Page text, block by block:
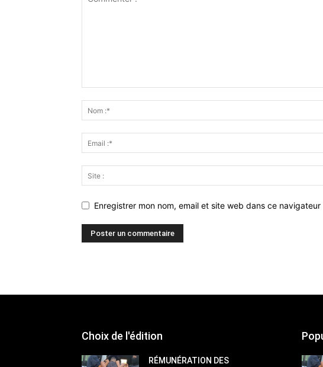
Enregistrer mon nom, email et site web dans ce
Choix de l'édition
RÉMUNÉRATION DES